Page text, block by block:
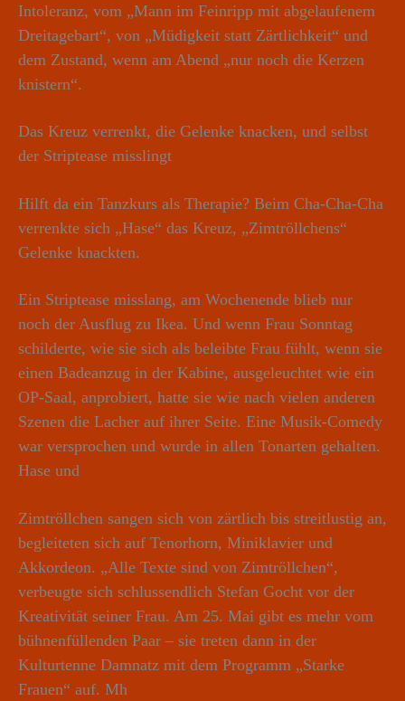
Intoleranz, vom „Mann im Feinripp mit abgelaufenem
Dreitagebart“, von „Müdigkeit statt Zärtlichkeit“ und
dem Zustand, wenn am Abend „nur noch die Kerzen
knistern“.
Das Kreuz verrenkt, die Gelenke knacken, und selbst
der Striptease misslingt
Hilft da ein Tanzkurs als Therapie? Beim Cha-Cha-Cha
verrenkte sich „Hase“ das Kreuz, „Zimtröllchens“
Gelenke knackten.
Ein Striptease misslang, am Wochenende blieb nur
noch der Ausflug zu Ikea. Und wenn Frau Sonntag
schilderte, wie sie sich als beleibte Frau fühlt, wenn sie
einen Badeanzug in der Kabine, ausgeleuchtet wie ein
OP-Saal, anprobiert, hatte sie wie nach vielen anderen
Szenen die Lacher auf ihrer Seite. Eine Musik-Comedy
war versprochen und wurde in allen Tonarten gehalten.
Hase und
Zimtröllchen sangen sich von zärtlich bis streitlustig an,
begleiteten sich auf Tenorhorn, Miniklavier und
Akkordeon. „Alle Texte sind von Zimtröllchen“,
verbeugte sich schlussendlich Stefan Gocht vor der
Kreativität seiner Frau. Am 25. Mai gibt es mehr vom
bühnenfüllenden Paar – sie treten dann in der
Kulturtenne Damnatz mit dem Programm „Starke
Frauen“ auf. Mh